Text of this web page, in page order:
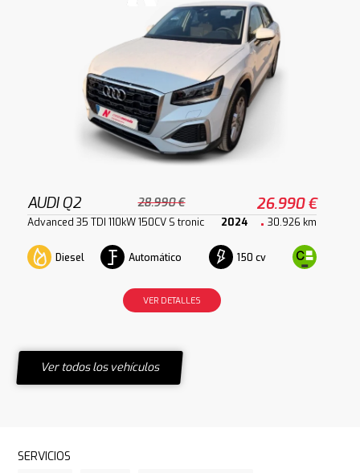
AUDI Q2 28.990 € 26.990 €
Advanced 35 TDI 110kW 150CV S tronic 2024 30.926 km
Diesel Automático 150 cv
VER DETALLES
Ver todos los vehículos
SERVICIOS